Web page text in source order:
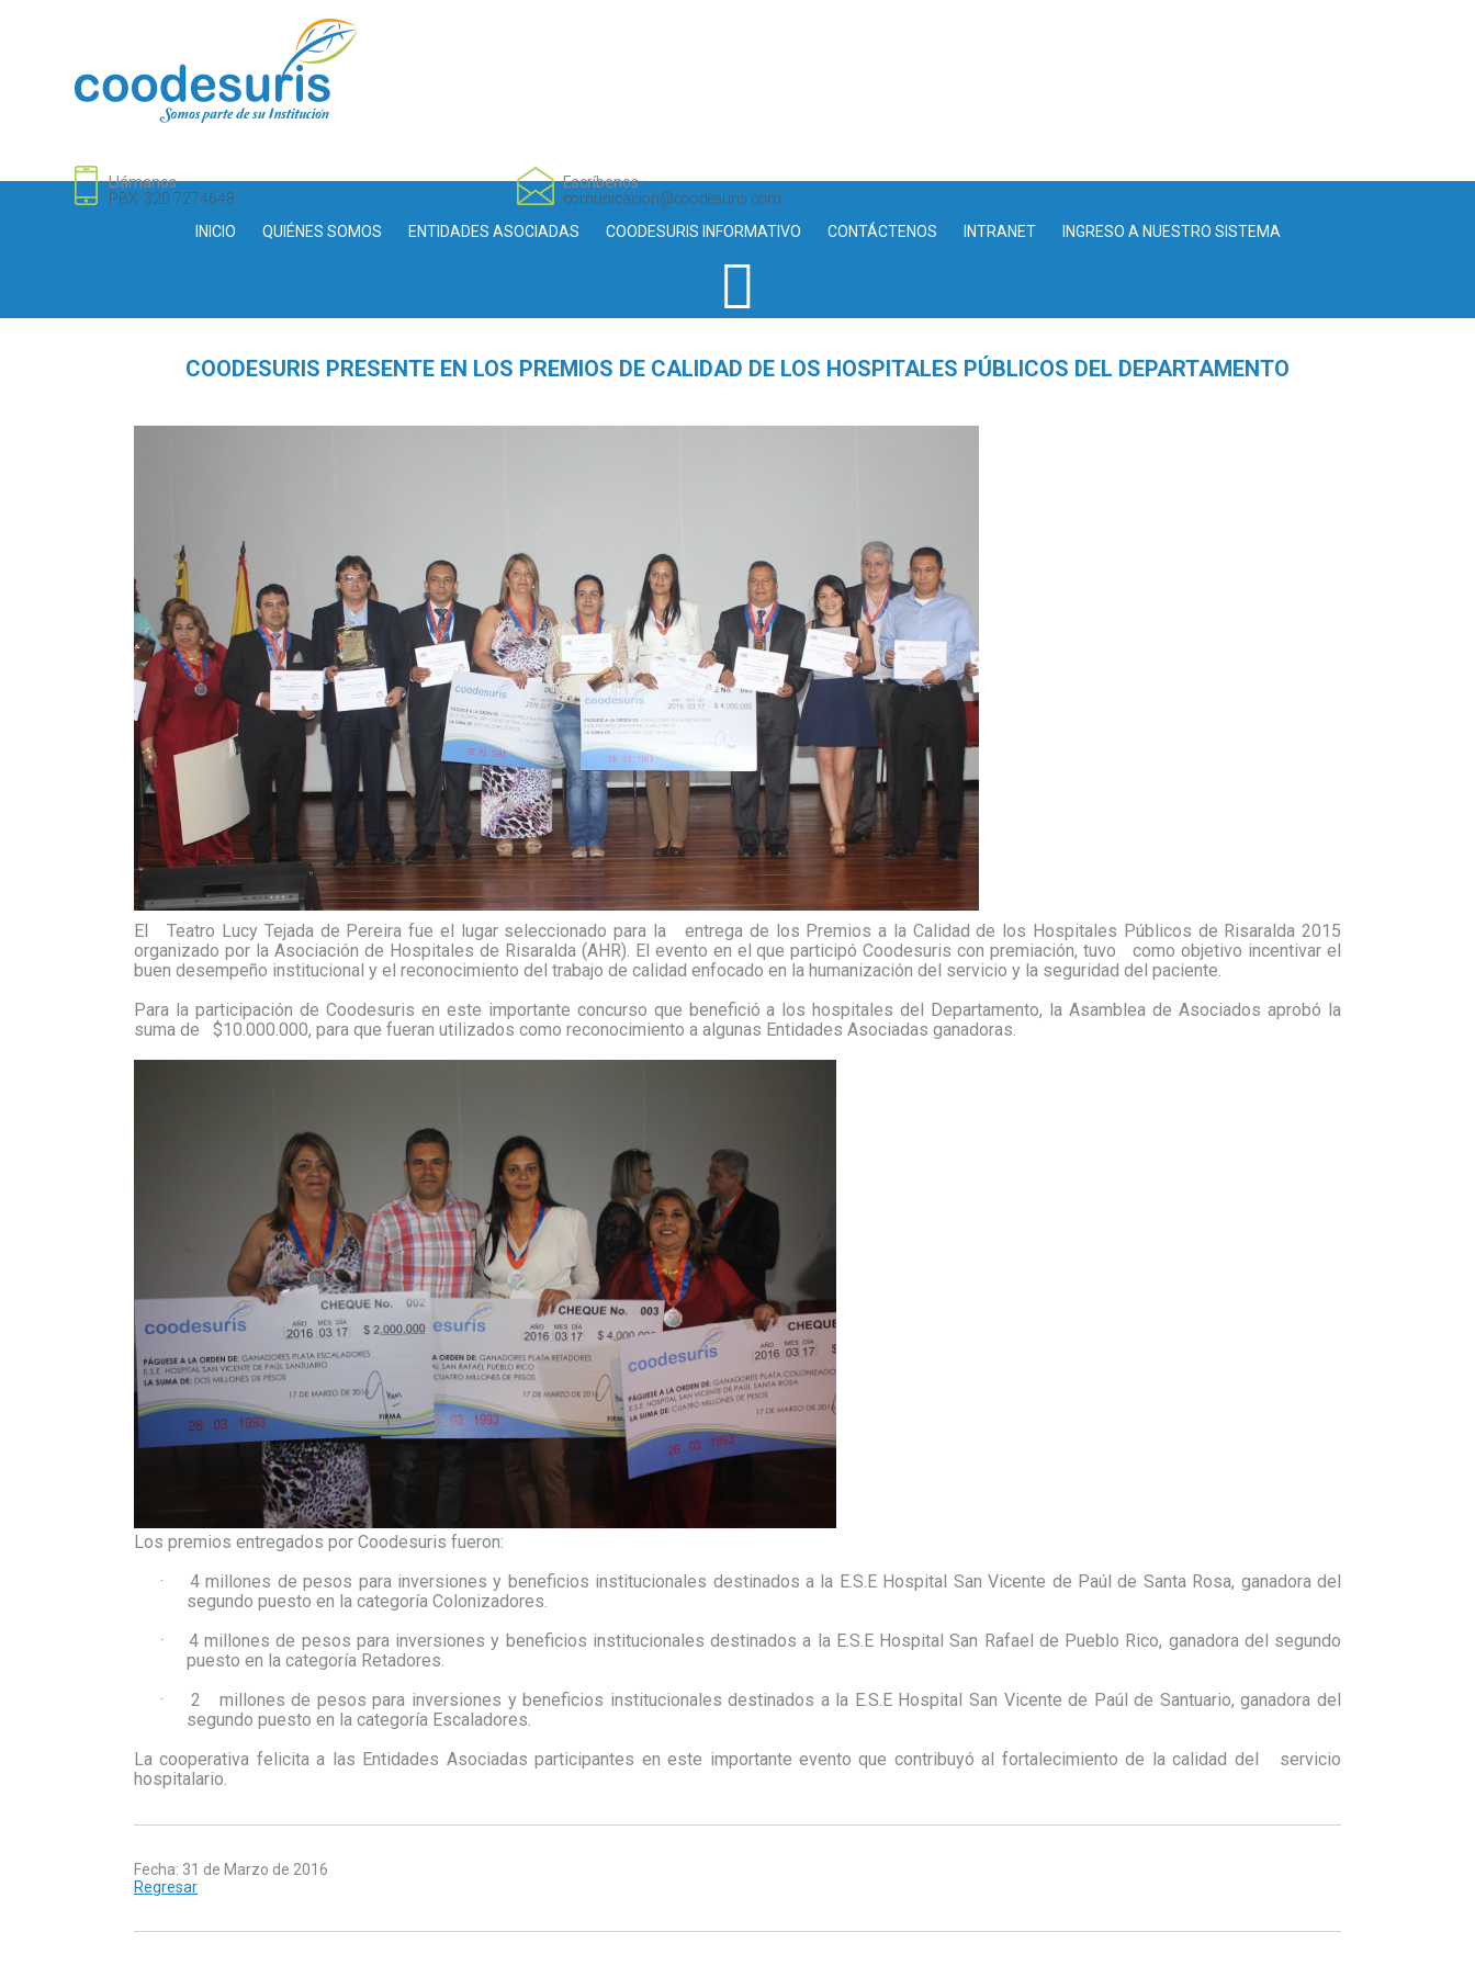
Llámanos
PBX: 320 7274648
Escríbenos
comunicacion@coodesuris.com
INICIO
QUIÉNES SOMOS ENTIDADES ASOCIADAS COODESURIS INFORMATIVO CONTÁCTENOS INTRANET INGRESO A NUESTRO SISTEMA
COODESURIS PRESENTE EN LOS PREMIOS DE CALIDAD DE LOS HOSPITALES PÚBLICOS DEL DEPARTAMENTO
El Teatro Lucy Tejada de Pereira fue el lugar seleccionado para la
entrega de los Premios a la Calidad de los Hospitales Públicos de Risaralda 2015
organizado por la Asociación de Hospitales de Risaralda (AHR). El evento en el que participó Coodesuris con premiación, tuvo
como objetivo incentivar el
buen desempeño institucional y el reconocimiento del trabajo de calidad enfocado en la humanización del servicio y la seguridad del paciente.
Para la participación de Coodesuris en este importante concurso que benefició a los hospitales del Departamento, la Asamblea de Asociados aprobó la
suma de
$10.000.000, para que fueran utilizados como reconocimiento a algunas Entidades Asociadas ganadoras.
Los premios entregados por Coodesuris fueron:
·
4 millones de pesos para inversiones y beneficios institucionales destinados a la E.S.E Hospital San Vicente de Paúl de Santa Rosa, ganadora del
segundo puesto en la categoría Colonizadores.
·
4 millones de pesos para inversiones y beneficios institucionales destinados a la E.S.E Hospital San Rafael de Pueblo Rico, ganadora del segundo
puesto en la categoría Retadores.
·
2
millones de pesos para inversiones y beneficios institucionales destinados a la E.S.E Hospital San Vicente de Paúl de Santuario, ganadora del
segundo puesto en la categoría Escaladores.
La cooperativa felicita a las Entidades Asociadas participantes en este importante evento que contribuyó al fortalecimiento de la calidad del
servicio
hospitalario.
Fecha: 31 de Marzo de 2016
Regresar